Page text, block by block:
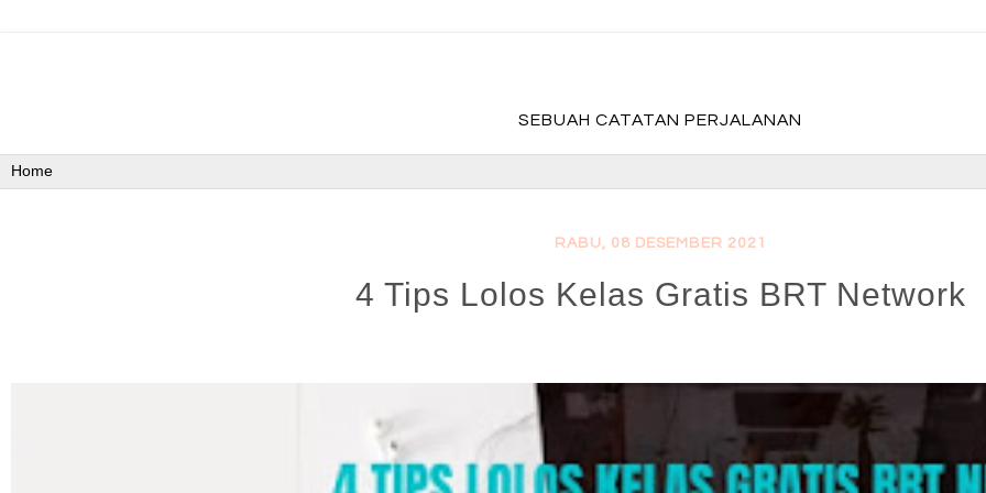
SEBUAH CATATAN PERJALANAN
RABU, 08 DESEMBER 2021
4 Tips Lolos Kelas Gratis BRT Network